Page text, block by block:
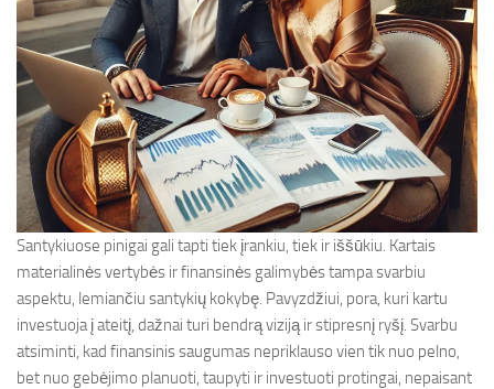
Santykiuose pinigai gali tapti tiek įrankiu, tiek ir iššūkiu. Kartais
materialinės vertybės ir finansinės galimybės tampa svarbiu
aspektu, lemiančiu santykių kokybę. Pavyzdžiui, pora, kuri kartu
investuoja į ateitį, dažnai turi bendrą viziją ir stipresnį ryšį. Svarbu
atsiminti, kad finansinis saugumas nepriklauso vien tik nuo pelno,
bet nuo gebėjimo planuoti, taupyti ir investuoti protingai, nepaisant